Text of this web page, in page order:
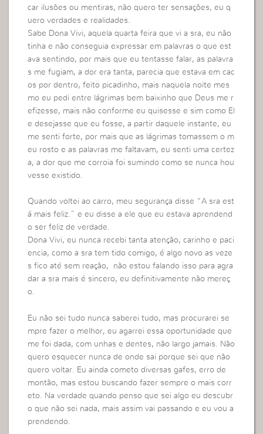
car ilusões ou mentiras, não quero ter sensações, eu q
uero verdades e realidades.
Sabe Dona Vivi, aquela quarta feira que vi a sra, eu não
tinha e não conseguia expressar em palavras o que est
ava sentindo, por mais que eu tentasse falar, as palavra
s me fugiam, a dor era tanta, parecia que estava em cac
os por dentro, feito picadinho, mais naquela noite mes
mo eu pedi entre lágrimas bem baixinho que Deus me r
efizesse, mais não conforme eu quisesse e sim como El
e desejasse que eu fosse, a partir daquele instante, eu
me senti forte, por mais que as lágrimas tomassem o m
eu rosto e as palavras me faltavam, eu senti uma certez
a, a dor que me corroia foi sumindo como se nunca hou
vesse existido.
Quando voltei ao carro, meu segurança disse “A sra est
á mais feliz.” e eu disse a ele que eu estava aprendend
o ser feliz de verdade.
Dona Vivi, eu nunca recebi tanta atenção, carinho e paci
encia, como a sra tem tido comigo, é algo novo as veze
s fico até sem reação, não estou falando isso para agra
dar a sra mais é sincero, eu definitivamente não mereç
o.
Eu não sei tudo nunca saberei tudo, mas procurarei se
mpre fazer o melhor, eu agarrei essa oportunidade que
me foi dada, com unhas e dentes, não largo jamais. Não
quero esquecer nunca de onde sai porque sei que não
quero voltar. Eu ainda cometo diversas gafes, erro de
montão, mas estou buscando fazer sempre o mais corr
eto. Na verdade quando penso que sei algo eu descubr
o que não sei nada, mais assim vai passando e eu vou a
prendendo.